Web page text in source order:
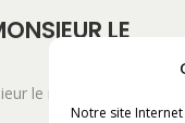
Notre site
LE
le maire